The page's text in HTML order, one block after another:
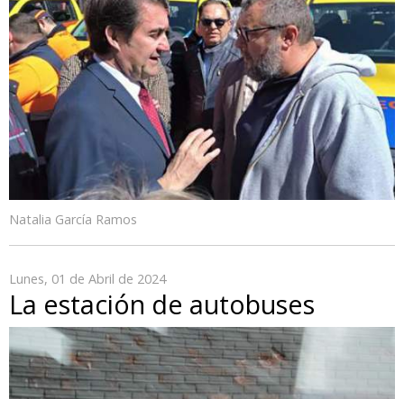
Natalia García Ramos
Lunes, 01 de Abril de 2024
La estación de autobuses